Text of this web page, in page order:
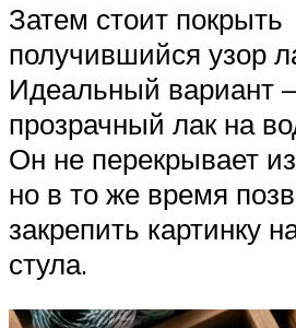
Затем стоит покрыть
получившийся узор
Идеальный вариант
прозрачный лак на
Он не перекрывает
но в то же время
закрепить картинку
стула.